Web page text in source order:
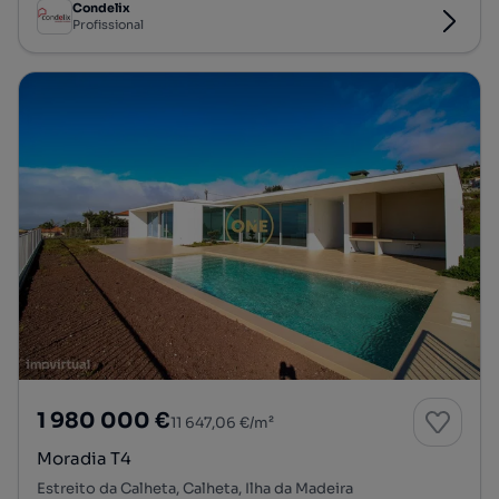
Condelix
Profissional
1 980 000 €11 647,06 €/m²
Moradia T4
Estreito da Calheta, Calheta, Ilha da Madeira